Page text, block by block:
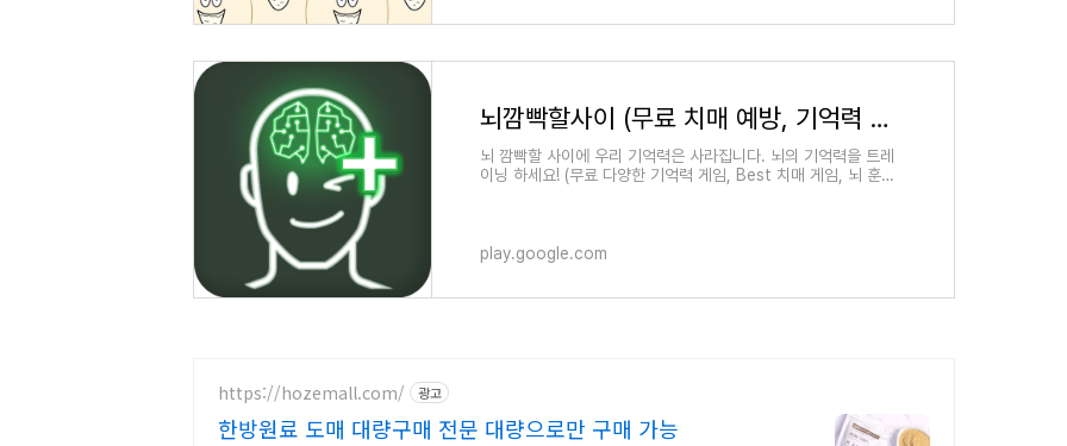
뇌깜빡할사이 (무료 치매 예방, 기억력 게임, 뇌훈련) - Google Play 앱
뇌 깜빡할 사이에 우리 기억력은 사라집니다. 뇌의 기억력을 트레
이닝 하세요! (무료 다양한 기억력 게임, Best 치매 게임, 뇌 훈
play.google.com
https://hozemall.com/ 광고
한방원료 도매 대량구매 전문 대량으로만 구매 가능